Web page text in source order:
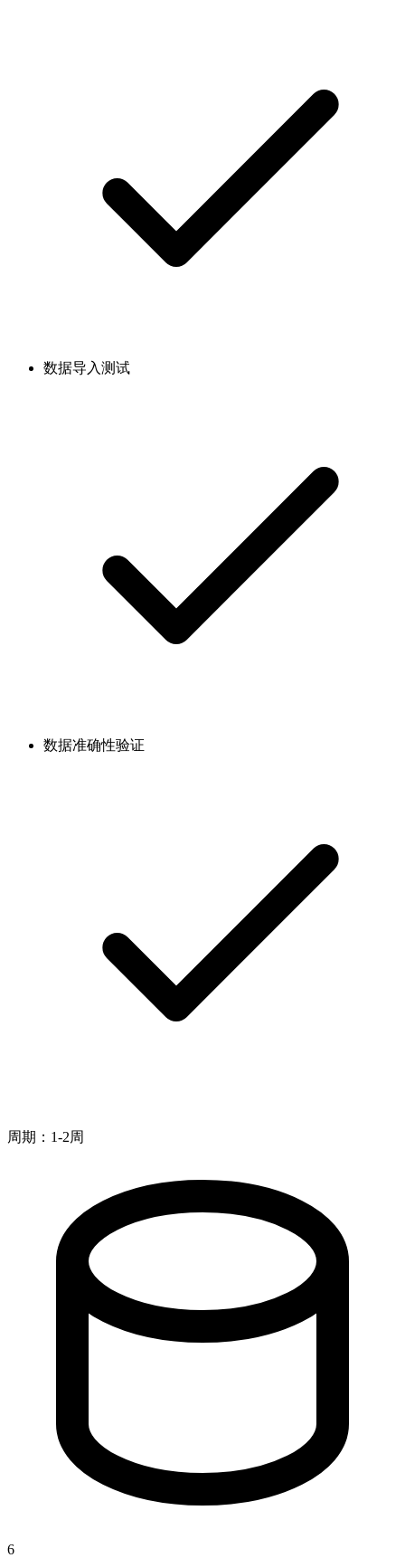
数据导入测试
数据准确性验证
周期：1-2周
6